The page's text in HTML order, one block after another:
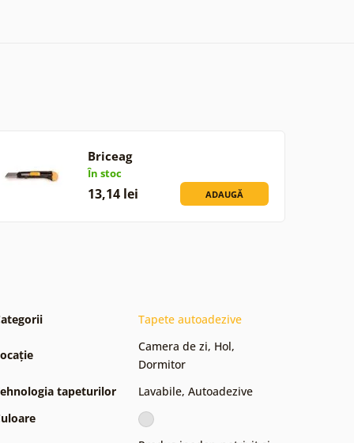
Briceag
În stoc
13,14 lei ADAUGĂ
Tapete autoadezive
Camera de zi, Hol,
Dormitor
tapeturilor
Lavabile, Autoadezive